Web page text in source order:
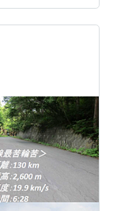
ある人は観て
たため VLOG
レース